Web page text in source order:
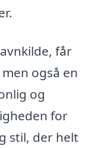
får
også en
og
for
stil, der helt